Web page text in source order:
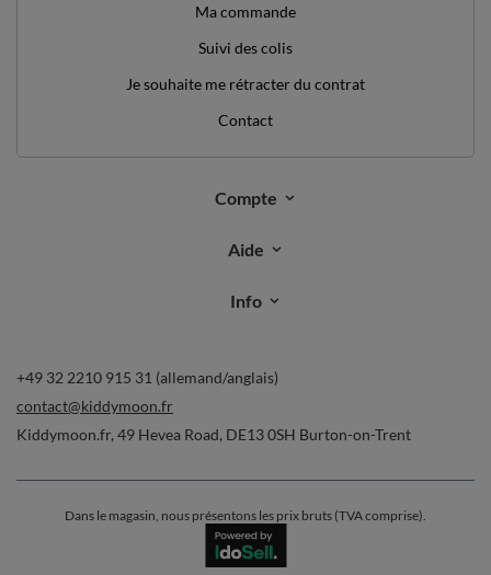
Ma commande
Suivi des colis
Je souhaite me rétracter du contrat
Contact
Compte
Aide
Info
+49 32 2210 915 31 (allemand/anglais)
contact@kiddymoon.fr
Kiddymoon.fr, 49 Hevea Road, DE13 0SH Burton-on-Trent
Dans le magasin, nous présentons les prix bruts (TVA comprise).